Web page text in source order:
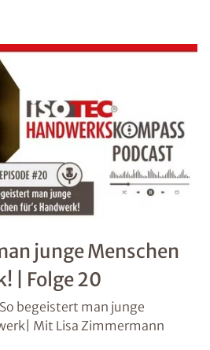
junge Menschen
| Folge 20
begeistert man junge
Mit Lisa Zimmermann